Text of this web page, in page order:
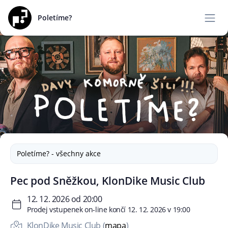
Poletíme?
Poletíme? - všechny akce
Pec pod Sněžkou, KlonDike Music Club
12. 12. 2026 od 20:00
Prodej vstupenek on-line končí 12. 12. 2026 v 19:00
KlonDike Music Club (mapa)